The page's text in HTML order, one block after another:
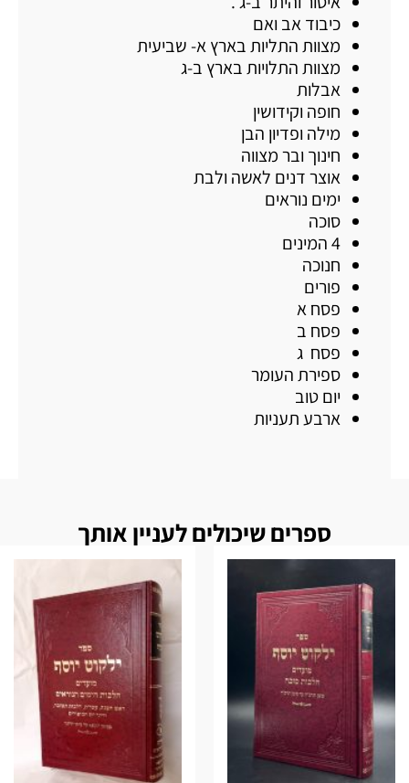
כיבוד אב ואם
מצוות התליות בארץ א- שביעית
מצוות התלויות בארץ ב-ג
אבלות
חופה וקידושין
מילה ופדיון הבן
חינוך ובר מצווה
אוצר דנים לאשה ולבת
ימים נוראים
סוכה
4 המינים
חנוכה
פורים
פסח א
פסח ב
פסח ג
ספירת העומר
יום טוב
ארבע תעניות
ספרים שיכולים לעניין אותך